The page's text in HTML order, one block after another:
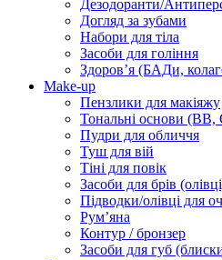
Дезодоранти/
Догляд за зубами
Набори для тіла
Засоби для гоління
Здоровʼя (БАДи,
Make-up
Пензлики для макіяжу
Тональні основи
Пудри для обличчя
Туш для вій
Тіні для повік
Засоби для брів
Підводки/олівці для
Румʼяна
Контур / бронзер
Засоби для губ